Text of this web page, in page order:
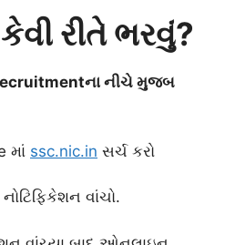
રીતે ભરવું?
નીચે મુજબ
માં ssc.nic.in સર્ચ કરો
વાંચો.